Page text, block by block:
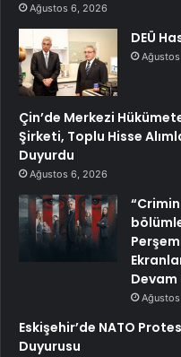
Ağustos 6, 2026
DEÜ
Çin’de Merkezi
Şirketi, Toplu Hisse
Duyurdu
Ağustos 6, 2026
Devam
Eskişehir’de NATO
Duyurusu